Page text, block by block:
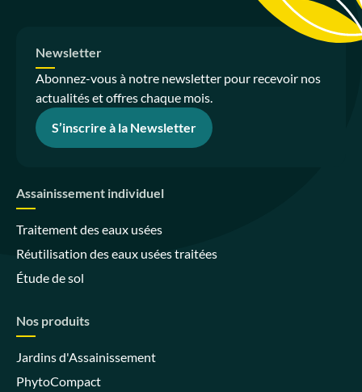
Newsletter
Abonnez-vous à notre newsletter pour recevoir nos
actualités et offres chaque mois.
S’inscrire à la Newsletter
Assainissement individuel
Traitement des eaux usées
Réutilisation des eaux usées traitées
Étude de sol
Nos produits
Jardins d'Assainissement
PhytoCompact